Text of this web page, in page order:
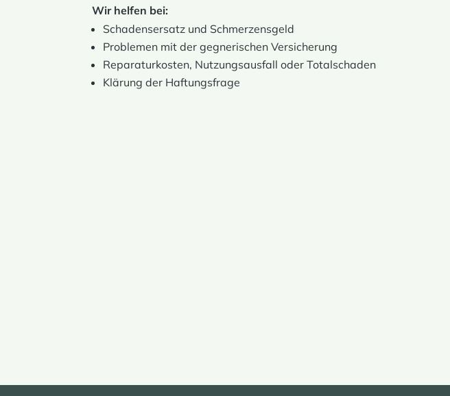
Wir helfen bei:
Schadensersatz und Schmerzensgeld
Problemen mit der gegnerischen Versicherung
Reparaturkosten, Nutzungsausfall oder Totalschaden
Klärung der Haftungsfrage